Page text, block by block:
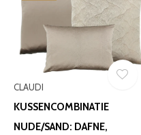
CLAUDI
KUSSENCOMBINATIE
NUDE/SAND: DAFNE,